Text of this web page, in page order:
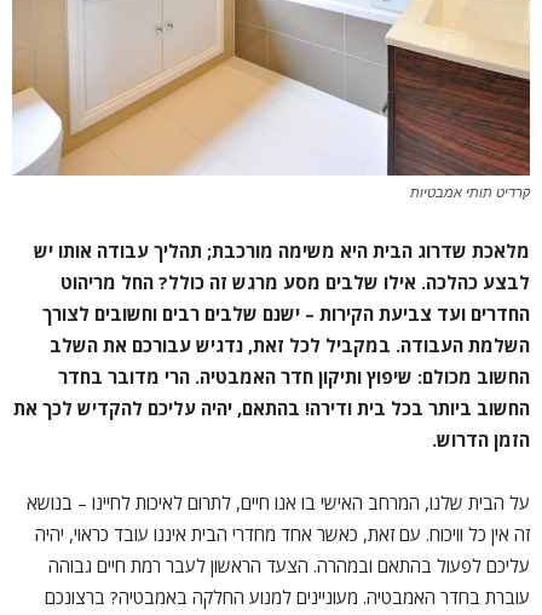
קרדיט תותי אמבטיות
מלאכת שדרוג הבית היא משימה מורכבת; תהליך עבודה אותו יש
לבצע כהלכה. אילו שלבים מסע מרגש זה כולל? החל מריהוט
החדרים ועד צביעת הקירות – ישנם שלבים רבים וחשובים לצורך
השלמת העבודה. במקביל לכל זאת, נדגיש עבורכם את השלב
החשוב מכולם: שיפוץ ותיקון חדר האמבטיה. הרי מדובר בחדר
החשוב ביותר בכל בית ודירה! בהתאם, יהיה עליכם להקדיש לכך את
הזמן הדרוש.
על הבית שלנו, המרחב האישי בו אנו חיים, לתרום לאיכות לחיינו – בנושא
זה אין כל וויכוח. עם זאת, כאשר אחד מחדרי הבית איננו עובד כראוי, יהיה
עליכם לפעול בהתאם ובמהרה. הצעד הראשון לעבר רמת חיים גבוהה
עוברת בחדר האמבטיה. מעוניינים למנוע החלקה באמבטיה? ברצונכם